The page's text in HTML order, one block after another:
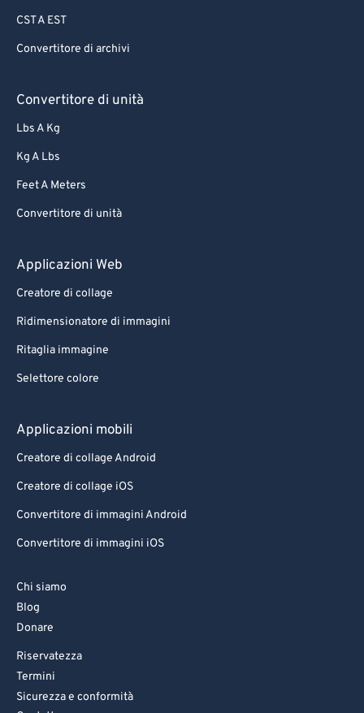
CST A EST
Convertitore di archivi
Convertitore di unità
Lbs A Kg
Kg A Lbs
Feet A Meters
Convertitore di unità
Applicazioni Web
Creatore di collage
Ridimensionatore di immagini
Ritaglia immagine
Selettore colore
Applicazioni mobili
Creatore di collage Android
Creatore di collage iOS
Convertitore di immagini Android
Convertitore di immagini iOS
Chi siamo
Blog
Donare
Riservatezza
Termini
Sicurezza e conformità